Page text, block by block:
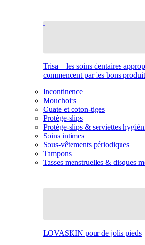
Trisa – les soins dentaires
commencent par les bons
Incontinence
Mouchoirs
Ouate et coton-tiges
Protège-slips
Protège-slips & serviettes
Soins intimes
Sous-vêtements périodiques
Tampons
Tasses menstruelles & disques
LOVASKIN pour de jolis pieds